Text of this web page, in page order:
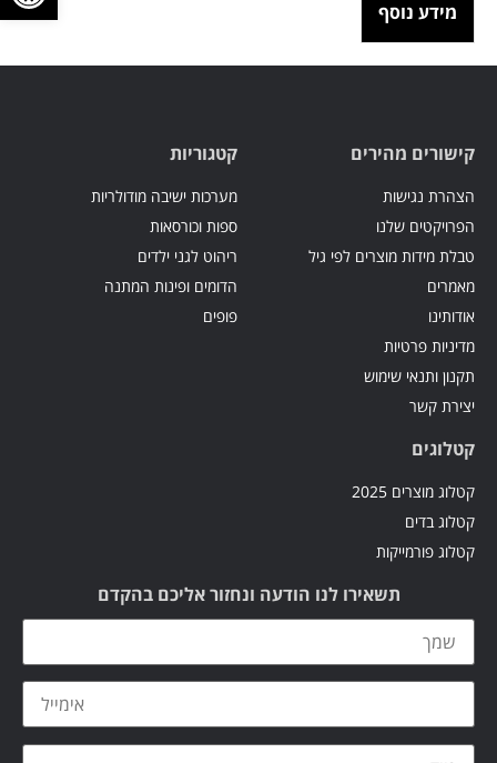
מידע נוסף
קישורים מהירים
הצהרת נגישות
הפרויקטים שלנו
טבלת מידות מוצרים לפי גיל
מאמרים
אודותינו
מדיניות פרטיות
תקנון ותנאי שימוש
יצירת קשר
קטגוריות
מערכות ישיבה מודולריות
ספות וכורסאות
ריהוט לגני ילדים
הדומים ופינות המתנה
פופים
קטלוגים
קטלוג מוצרים 2025
קטלוג בדים
קטלוג פורמייקות
תשאירו לנו הודעה ונחזור אליכם בהקדם